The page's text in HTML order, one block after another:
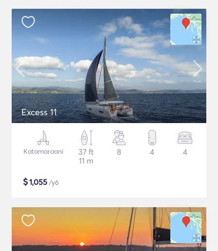
Excess 11
Katamaraani
37 ft
11 m
8 4 4
$1,055 /yö